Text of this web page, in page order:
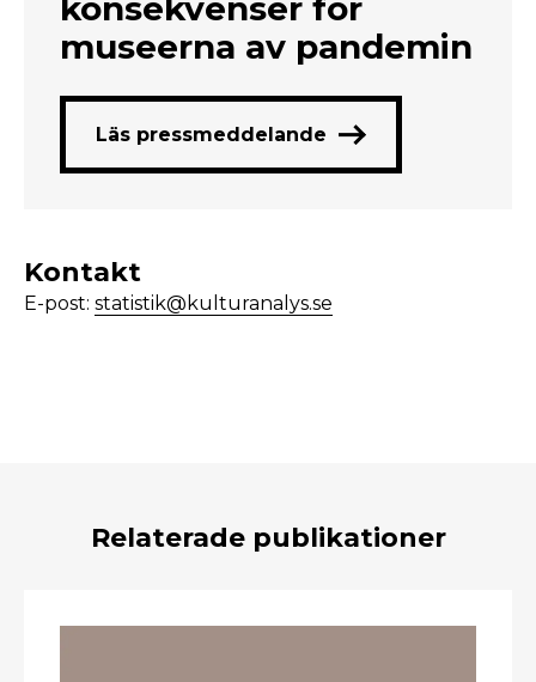
konsekvenser för
museerna av pandemin
Läs pressmeddelande
Kontakt
E-post: statistik@kulturanalys.se
Relaterade publikationer